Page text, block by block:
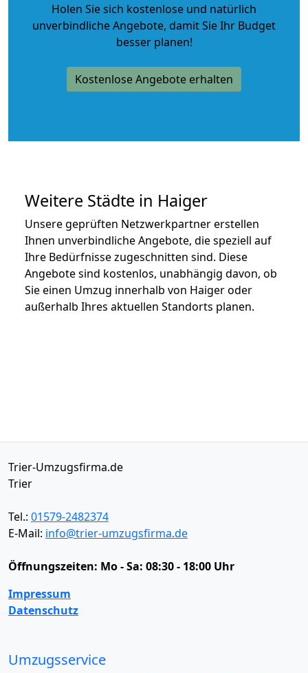
Holen Sie sich kostenlose und natürlich
unverbindliche Angebote, damit Sie Ihr Budget
besser planen!
Kostenlose Angebote erhalten
Weitere Städte in Haiger
Unsere geprüften Netzwerkpartner erstellen
Ihnen unverbindliche Angebote, die speziell auf
Ihre Bedürfnisse zugeschnitten sind. Diese
Angebote sind kostenlos, unabhängig davon, ob
Sie einen Umzug innerhalb von Haiger oder
außerhalb Ihres aktuellen Standorts planen.
Trier-Umzugsfirma.de
Trier
Tel.: 01579-2482374
E-Mail: info@trier-umzugsfirma.de
Öffnungszeiten: Mo - Sa: 08:30 - 18:00 Uhr
Impressum
Datenschutz
Umzugsservice